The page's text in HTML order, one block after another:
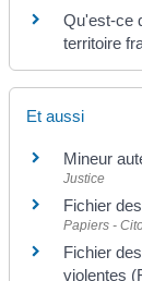
Qu'est-ce
territoire
Et aussi
Mineur
Justice
Fichier
Papiers -
Fichier
violentes